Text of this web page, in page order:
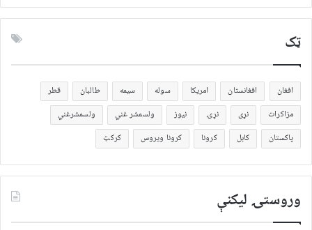
ټک
افغان افغانستان امریکا سوله سیمه طالبان
قطر
مزاکرات
نړی نړۍ نیوز ولسمشر غني
ولسمشرغني
پاکستان
کابل کرونا کرونا ویروس کرکټ
وروستۍ ليکنې